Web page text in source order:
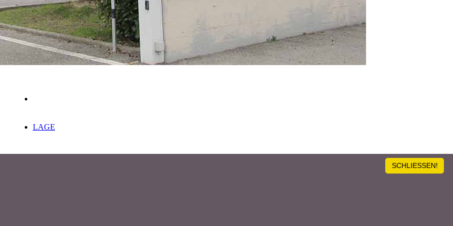
LAGE
SCHLIESSEN!